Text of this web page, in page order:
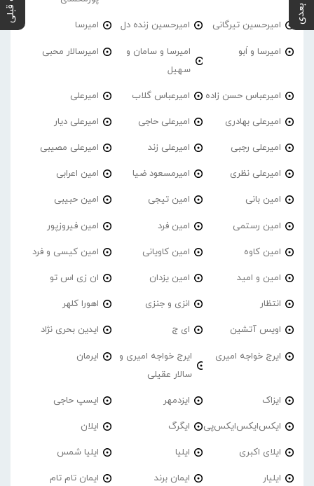
امیرحسین تیرگانی امیرحسین زنده دل امیرسا
امیرسا و اَبو
امیرسا و سامان و
سهیل
امیرسالار محبی
امیرعباس حسن زاده امیرعباس گلاب امیرعلی
امیرعلی بهادری امیرعلی حاجی امیرعلی دیار
امیرعلی رجبی امیرعلی زند امیرعلی مصیبی
امیرعلی نظری امیرمسعود ضیا امین اعرابی
امین بانی امین تیجی امین حبیبی
امین رستمی امین فرد امین فیروزپور
امین کاوه امین کاویانی امین کیسی و فرد
امین و امید امین یزدان ان زی اس تو
انتظار انزی و جنزی اهورا کلهر
اویس آتشین ای ج ایدین بحری نژاد
ایرج خواجه امیری
ایرج خواجه امیری و
سالار عقیلی
ایرمان
ایزاک ایزدمهر ایسپ حاجی
ایکس‌ایکس‌ایکس‌پی ایگرگ ایلان
ایلای اکبری ایلیا ایلیا شمس
ایلیار ایمان برند ایمان تام تام